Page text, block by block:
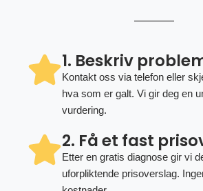
1. Beskriv
Kontakt oss via telefon eller
hva som er galt. Vi gir deg en
vurdering.
2. Få et fast
Etter en gratis diagnose gir vi
uforpliktende prisoverslag.